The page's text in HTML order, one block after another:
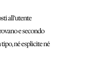
all’utente
e secondo
né esplicite né